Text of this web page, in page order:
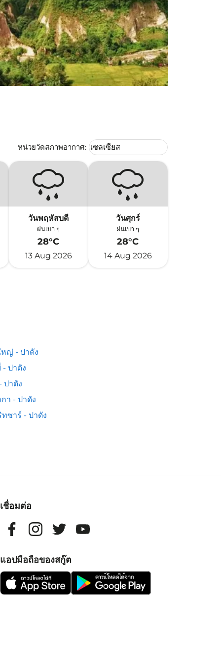
หน่วยวัดสภาพอากาศ: Weather unit option เซลเซียส
เซลเซียส
keyboard_arrow_down
วันพฤหัสบดี
ฝนเบา ๆ
28°C
13 Aug 2026
วันศุกร์
ฝนเบา ๆ
28°C
14 Aug 2026
ญ่ - ปาดัง
- ปาดัง
ปาดัง
า - ปาดัง
ซาร์ - ปาดัง
เชื่อมต่อ
แอปมือถือของสกู๊ต